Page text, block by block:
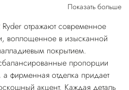
Показать больше
отражают современное
воплощенное в изысканной
покрытием.
пропорции
фирменная отделка придает
акцент. Каждая деталь